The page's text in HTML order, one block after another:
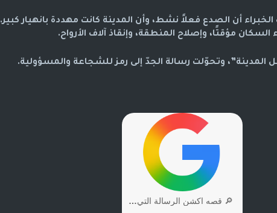
أن الصدع فعلاً نشط، وأن المدينة كانت مهددة بانهيار كبير.
السكان مؤقتًا، وإصلاح المنطقة، وإنقاذ آلاف الأرواح.
المدينة”، وتحوّلت رسالة الجدّ إلى رمز للشجاعة والمسؤولية.